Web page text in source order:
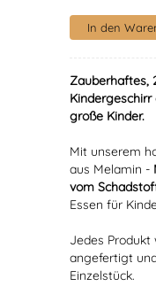
Zauberhaftes,
große Kinder.
Mit unserem
aus Melamin -
vom
Essen für
Jedes Produkt
angefertigt
Einzelstück.